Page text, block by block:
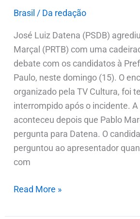
Brasil / Da redação
José Luiz Datena (PSDB)
Marçal (PRTB) com uma
debate com os candidatos à
Paulo, neste domingo (15). O
organizado pela TV Cultura, foi
interrompido após o incidente.
aconteceu depois que Pablo
pergunta para Datena. O
perguntou ao apresentador
com
Paulo
Read More »